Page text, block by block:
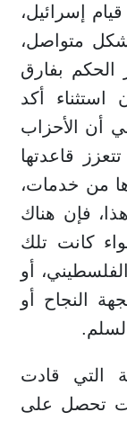
إسرائيل،
متواصل،
الحكم بفارق
فقد كان استثناء أكد
أن الأحزاب
قاعدتها
من خدمات،
فإن هناك
كانت تلك
أو
النجاح أو
التي قادت
تحصل على